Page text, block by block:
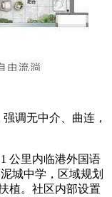
调无中介、曲连，
公里内临港外国语
城中学，区域规划
植。社区内部设置